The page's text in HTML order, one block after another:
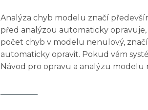
Analýza chyb modelu značí
před analýzou automaticky
počet chyb v modelu nenulový,
automaticky opravit. Pokud vám
Návod pro opravu a analýzu modelu